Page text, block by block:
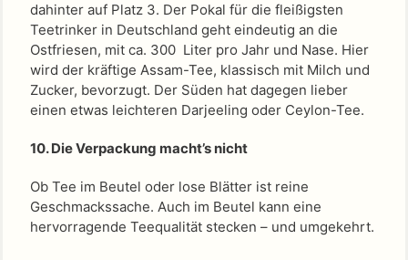
dahinter auf Platz 3. Der Pokal für die fleißigsten
Teetrinker in Deutschland geht eindeutig an die
Ostfriesen, mit ca. 300 Liter pro Jahr und Nase. Hier
wird der kräftige Assam-Tee, klassisch mit Milch und
Zucker, bevorzugt. Der Süden hat dagegen lieber
einen etwas leichteren Darjeeling oder Ceylon-Tee.
10. Die Verpackung macht’s nicht
Ob Tee im Beutel oder lose Blätter ist reine
Geschmackssache. Auch im Beutel kann eine
hervorragende Teequalität stecken – und umgekehrt.